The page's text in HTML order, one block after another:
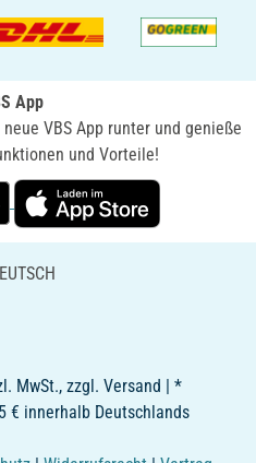
App
VBS App runter und genieße
und Vorteile!
MwSt., zzgl. Versand | *
€ innerhalb Deutschlands